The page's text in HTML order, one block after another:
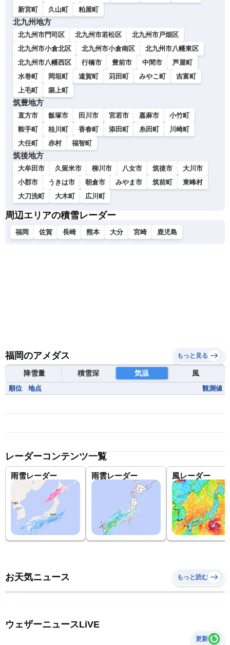
新宮町
久山町 粕屋町
北九州地方
北九州市門司区 北九州市若松区
北九州市戸畑区
北九州市小倉北区
北九州市小倉南区
北九州市八幡東区
北九州市八幡西区
行橋市 豊前市 中間市
芦屋町
水巻町
岡垣町 遠賀町 苅田町 みやこ町
吉富町
上毛町
築上町
筑豊地方
直方市 飯塚市 田川市 宮若市 嘉麻市
小竹町
鞍手町
桂川町 香春町 添田町 糸田町
川崎町
大任町
赤村 福智町
筑後地方
大牟田市 久留米市 柳川市 八女市 筑後市
大川市
小郡市
うきは市 朝倉市 みやま市 筑前町
東峰村
大刀洗町
大木町 広川町
周辺エリアの積雪レーダー
福岡 佐賀 長崎 熊本 大分 宮崎 鹿児島
福岡のアメダス もっと見る
降雪量 積雪深 気温 風
順位 地点 観測値
レーダーコンテンツ一覧
雨雪レーダー 雨雲レーダー 風レーダー
お天気ニュース もっと読む
ウェザーニュースLiVE
更新